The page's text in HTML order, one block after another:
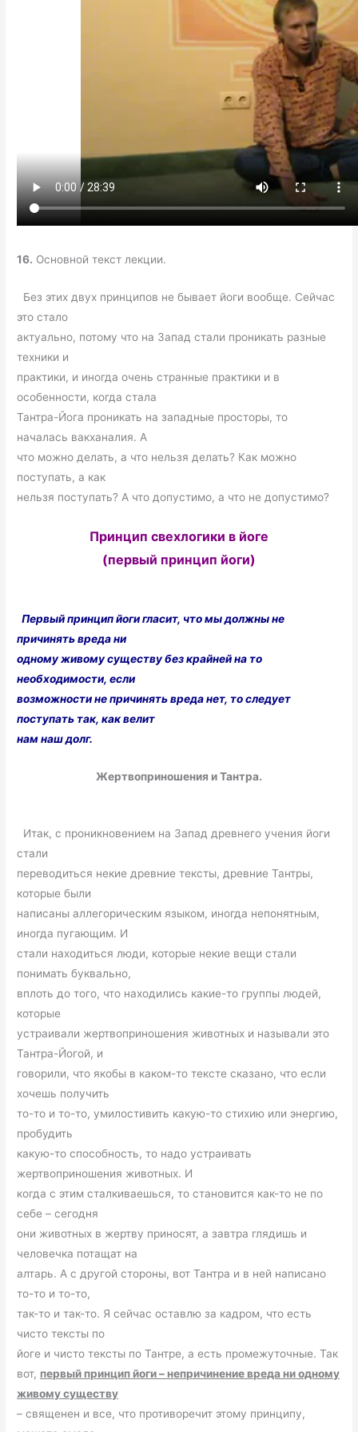
16. Основной текст лекции.
Без этих двух принципов не бывает йоги вообще. Сейчас
это стало
актуально, потому что на Запад стали проникать разные
техники и
практики, и иногда очень странные практики и в
особенности, когда стала
Тантра-Йога проникать на западные просторы, то
началась вакханалия. А
что можно делать, а что нельзя делать? Как можно
поступать, а как
нельзя поступать? А что допустимо, а что не допустимо?
Принцип свехлогики в йоге
(первый принцип йоги)
Первый принцип йоги гласит, что мы должны не
причинять вреда ни
одному живому существу без крайней на то
необходимости, если
возможности не причинять вреда нет, то следует
поступать так, как велит
нам наш долг.
Жертвоприношения и Тантра.
Итак, с проникновением на Запад древнего учения йоги
стали
переводиться некие древние тексты, древние Тантры,
которые были
написаны аллегорическим языком, иногда непонятным,
иногда пугающим. И
стали находиться люди, которые некие вещи стали
понимать буквально,
вплоть до того, что находились какие-то группы людей,
которые
устраивали жертвоприношения животных и называли это
Тантра-Йогой, и
говорили, что якобы в каком-то тексте сказано, что если
хочешь получить
то-то и то-то, умилостивить какую-то стихию или энергию,
пробудить
какую-то способность, то надо устраивать
жертвоприношения животных. И
когда с этим сталкиваешься, то становится как-то не по
себе – сегодня
они животных в жертву приносят, а завтра глядишь и
человечка потащат на
алтарь. А с другой стороны, вот Тантра и в ней написано
то-то и то-то,
так-то и так-то. Я сейчас оставлю за кадром, что есть
чисто тексты по
йоге и чисто тексты по Тантре, а есть промежуточные. Так
вот, первый принцип йоги – непричинение вреда ни одному
живому существу
– священен и все, что противоречит этому принципу,